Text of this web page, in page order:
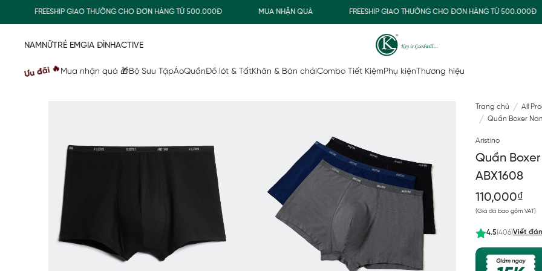
FREESHIP GIAO THƯỜNG CHO ĐƠN HÀNG TỪ 500.000Đ MUA NHẬN QUÀ FREESHIP GIAO THƯỜNG CHO ĐƠN HÀNG TỪ 500.000Đ
NAMNỮTRẺ EMGIA ĐÌNHACTIVE
Ưu đãi 🔥 Mua nhận quà 🎁Bộ Sưu TậpÁoQuầnĐồ lót & TấtKhăn & Bàn chảiCombo Tiết KiệmPhụ kiện Thương hiệu
Trang chủ
All
Quần Boxer
Aristino
Quần
ABX1608
110,000₫
(Giá đã bao gồm VAT)
4.5(406)Viết